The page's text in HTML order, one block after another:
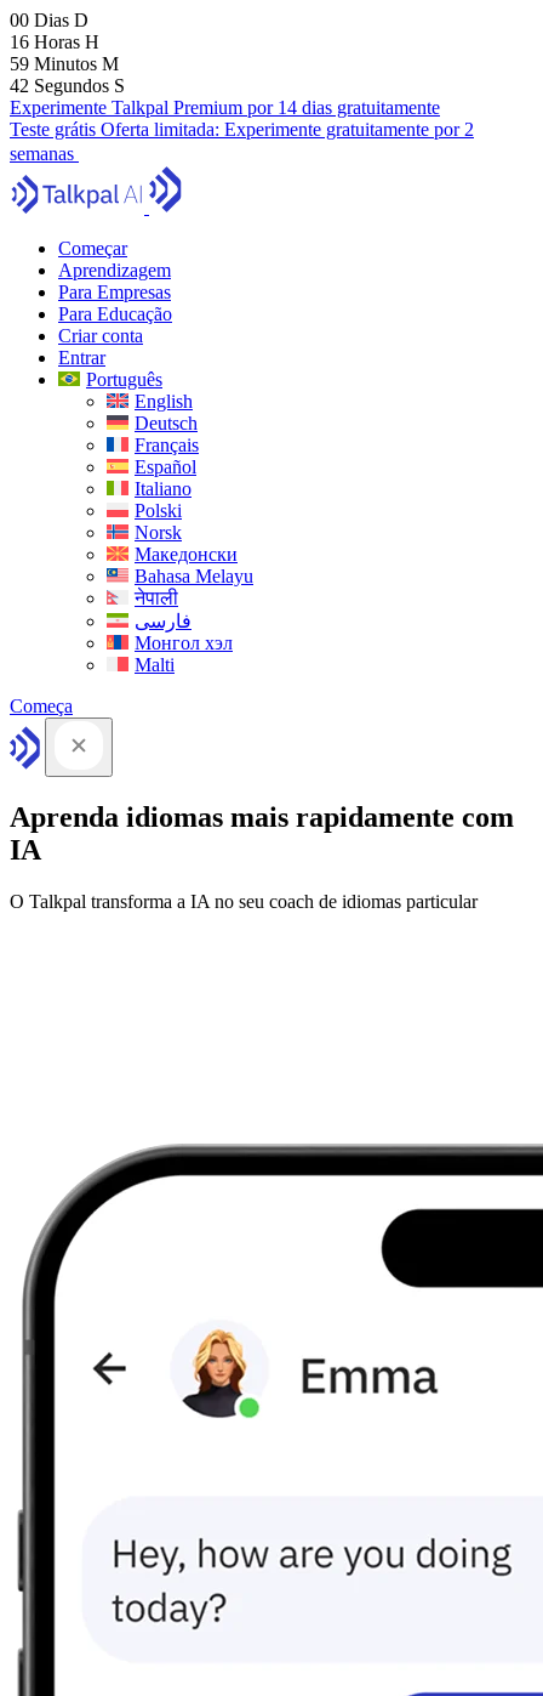
00 Dias D
16 Horas H
59 Minutos M
41 Segundos S
Experimente Talkpal Premium por 14 dias gratuitamente
Teste grátis Oferta limitada: Experimente gratuitamente por 2
semanas
Começar
Aprendizagem
Para Empresas
Para Educação
Criar conta
Entrar
Português
English
Deutsch
Français
Español
Italiano
Polski
Norsk
Македонски
Bahasa Melayu
नेपाली
فارسی
Монгол хэл
Malti
Começa
Aprenda idiomas mais rapidamente com
IA
O Talkpal transforma a IA no seu coach de idiomas particular